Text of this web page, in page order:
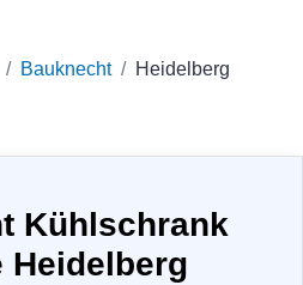
Bauknecht Heidelberg
Kühlschrank
Heidelberg